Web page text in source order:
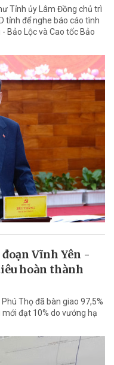
Tỉnh ủy Lâm Đồng chủ trì
tỉnh để nghe báo cáo tình
Bảo Lộc và Cao tốc Bảo
đoạn Vĩnh Yên -
hoàn thành
Thọ đã bàn giao 97,5%
đạt 10% do vướng hạ